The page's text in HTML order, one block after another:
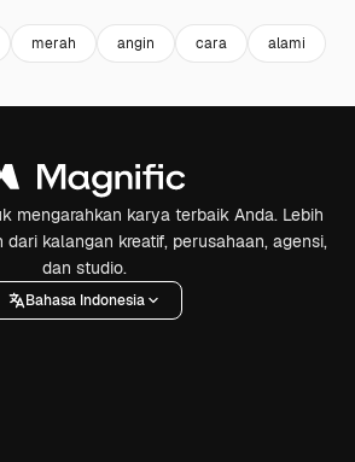
merah angin cara alami
mengarahkan karya terbaik Anda. Lebih
kalangan kreatif, perusahaan, agensi,
dan studio.
Bahasa Indonesia